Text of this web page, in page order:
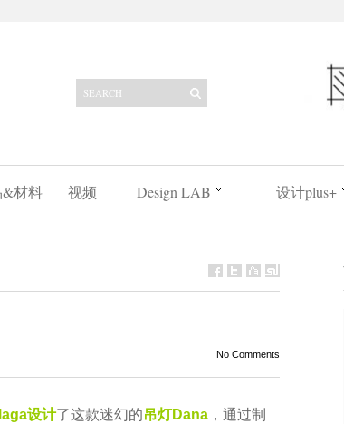
材料 视频 Design LAB 设计plus+
No Comments
设计了这款迷幻的吊灯Dana，通过制